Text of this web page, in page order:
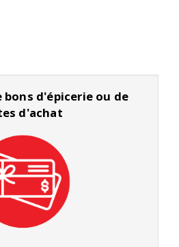
d'épicerie ou de
d'achat